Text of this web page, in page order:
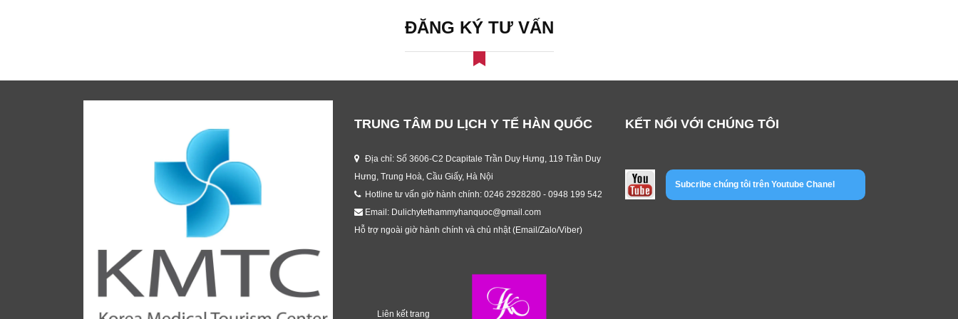
ĐĂNG KÝ TƯ VẤN
TRUNG TÂM DU LỊCH Y TẾ HÀN QUỐC
Địa chỉ: Số 3606-C2 Dcapitale Trần Duy Hưng, 119 Trần Duy
Hưng, Trung Hoà, Cầu Giấy, Hà Nội
Hotline tư vấn giờ hành chính: 0246 2928280 - 0948 199 542
Email: Dulichytethammyhanquoc@gmail.com
Hỗ trợ ngoài giờ hành chính và chủ nhật (Email/Zalo/Viber)
Liên kết trang
KẾT NỐI VỚI CHÚNG TÔI
Subcribe chúng tôi trên Youtube Chanel